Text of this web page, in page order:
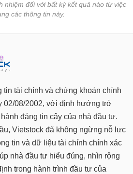
nhiệm đối với bất kỳ kết quả nào từ việc
các thông tin này.
tin tài chính và chứng khoán chính
02/08/2002, với định hướng trở
đáng tin cậy của nhà đầu tư.
Vietstock đã không ngừng nỗ lực
tin và dữ liệu tài chính chính xác
nhà đầu tư hiểu đúng, nhìn rộng
trong hành trình đầu tư của